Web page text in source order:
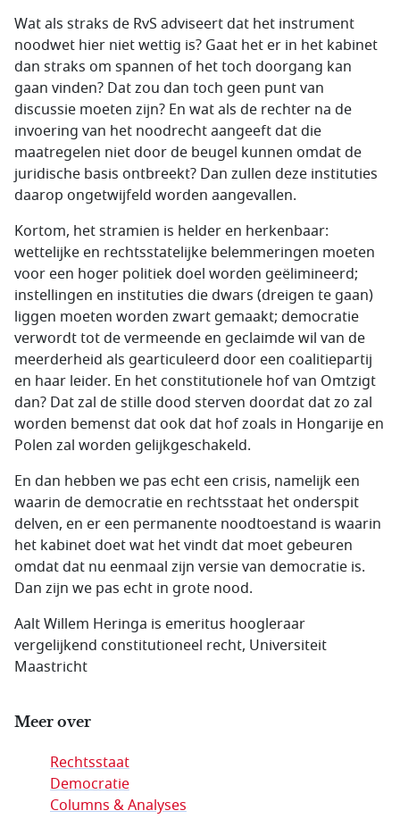
Wat als straks de RvS adviseert dat het instrument
noodwet hier niet wettig is? Gaat het er in het kabinet
dan straks om spannen of het toch doorgang kan
gaan vinden? Dat zou dan toch geen punt van
discussie moeten zijn? En wat als de rechter na de
invoering van het noodrecht aangeeft dat die
maatregelen niet door de beugel kunnen omdat de
juridische basis ontbreekt? Dan zullen deze instituties
daarop ongetwijfeld worden aangevallen.
Kortom, het stramien is helder en herkenbaar:
wettelijke en rechtsstatelijke belemmeringen moeten
voor een hoger politiek doel worden geëlimineerd;
instellingen en instituties die dwars (dreigen te gaan)
liggen moeten worden zwart gemaakt; democratie
verwordt tot de vermeende en geclaimde wil van de
meerderheid als gearticuleerd door een coalitiepartij
en haar leider. En het constitutionele hof van Omtzigt
dan? Dat zal de stille dood sterven doordat dat zo zal
worden bemenst dat ook dat hof zoals in Hongarije en
Polen zal worden gelijkgeschakeld.
En dan hebben we pas echt een crisis, namelijk een
waarin de democratie en rechtsstaat het onderspit
delven, en er een permanente noodtoestand is waarin
het kabinet doet wat het vindt dat moet gebeuren
omdat dat nu eenmaal zijn versie van democratie is.
Dan zijn we pas echt in grote nood.
Aalt Willem Heringa is emeritus hoogleraar
vergelijkend constitutioneel recht, Universiteit
Maastricht
Meer over
Rechtsstaat
Democratie
Columns & Analyses